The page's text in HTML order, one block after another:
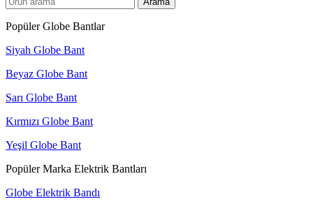
Popüler Globe Bantlar
Siyah Globe Bant
Beyaz Globe Bant
Sarı Globe Bant
Kırmızı Globe Bant
Yeşil Globe Bant
Popüler Marka Elektrik Bantları
Globe Elektrik Bandı